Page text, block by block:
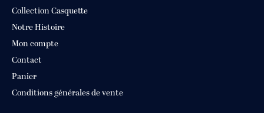
Collection Casquette
Notre Histoire
Mon compte
Contact
Panier
Conditions générales de vente